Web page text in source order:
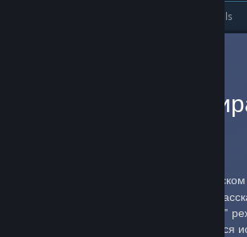
Topic Details
Режим
в
режиме командира. В которой
некоторые возможности "нового"
оригинальной статье описывается